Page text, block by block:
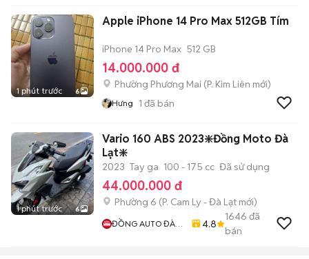
1 phút trước 6
Apple iPhone 14 Pro Max 512GB Tím
iPhone 14 Pro Max 512 GB
14.000.000 đ
Phường Phương Mai (P. Kim Liên mới)
Hưng 1 đã bán
1 phút trước 6
Vario 160 ABS 2023❇️Đồng Moto Đà
Lạt❇️
2023 Tay ga 100 - 175 cc Đã sử dụng
44.000.000 đ
Phường 6 (P. Cam Ly - Đà Lạt mới)
ĐỒNG AUTO ĐÀ
4.8
1646 đã
bán